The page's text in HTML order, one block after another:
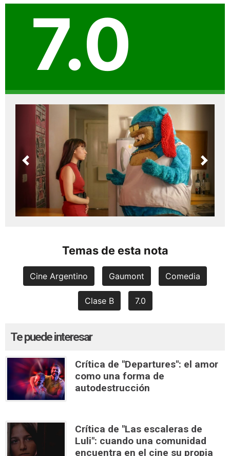
7.0
Previous Next
Temas de esta nota
Cine Argentino Gaumont Comedia
Clase B 7.0
Te puede interesar
Crítica de "Departures": el amor
como una forma de
autodestrucción
Crítica de "Las escaleras de
Luli": cuando una comunidad
encuentra en el cine su propia